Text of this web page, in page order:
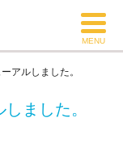
MENU
アルしました。
ました。